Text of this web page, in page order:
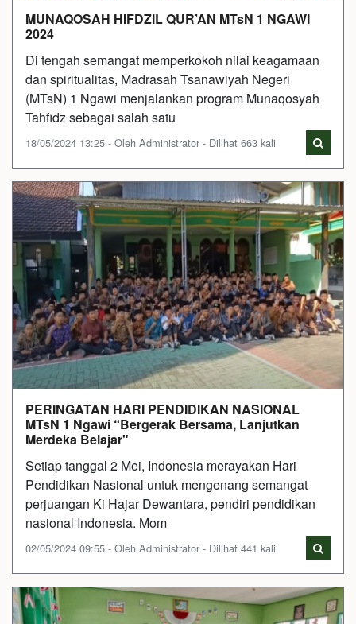
MUNAQOSAH HIFDZIL QUR’AN MTsN 1 NGAWI
2024
Di tengah semangat memperkokoh nilai keagamaan
dan spiritualitas, Madrasah Tsanawiyah Negeri
(MTsN) 1 Ngawi menjalankan program Munaqosyah
Tahfidz sebagai salah satu
18/05/2024 13:25 - Oleh Administrator - Dilihat 663 kali
PERINGATAN HARI PENDIDIKAN NASIONAL
MTsN 1 Ngawi “Bergerak Bersama, Lanjutkan
Merdeka Belajar"
Setiap tanggal 2 Mei, Indonesia merayakan Hari
Pendidikan Nasional untuk mengenang semangat
perjuangan Ki Hajar Dewantara, pendiri pendidikan
nasional Indonesia. Mom
02/05/2024 09:55 - Oleh Administrator - Dilihat 441 kali